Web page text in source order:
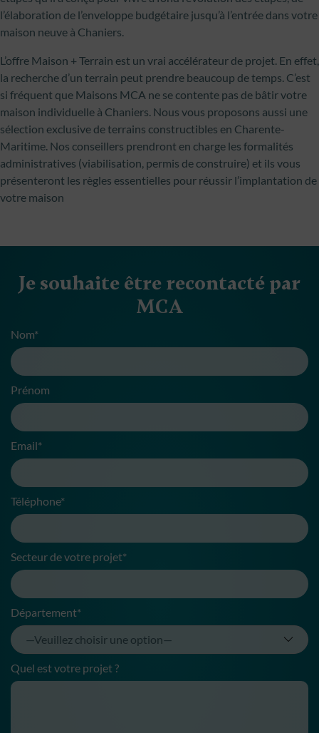
l’élaboration de l’enveloppe budgétaire jusqu’à l’entrée dans votre
maison neuve à Chaniers.
L’offre Maison + Terrain est un vrai accélérateur de projet. En effet,
la recherche d’un terrain peut prendre beaucoup de temps. C’est
si fréquent que Maisons MCA ne se contente pas de bâtir votre
maison individuelle à Chaniers. Nous vous proposons aussi une
sélection exclusive de terrains constructibles en Charente-
Maritime. Nos conseillers prendront en charge les formalités
administratives (viabilisation, permis de construire) et ils vous
présenteront les règles essentielles pour réussir l’implantation de
votre maison
Je souhaite être recontacté par
MCA
Nom*
Prénom
Email*
Téléphone*
Secteur de votre projet*
Département*
Quel est votre projet ?